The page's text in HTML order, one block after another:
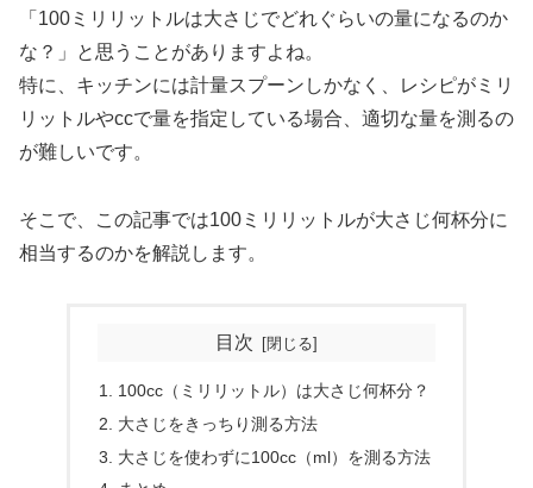
「100ミリリットルは大さじでどれぐらいの量になるのか
な？」と思うことがありますよね。
特に、キッチンには計量スプーンしかなく、レシピがミリ
リットルやccで量を指定している場合、適切な量を測るの
が難しいです。
そこで、この記事では100ミリリットルが大さじ何杯分に
相当するのかを解説します。
目次
100cc（ミリリットル）は大さじ何杯分？
大さじをきっちり測る方法
大さじを使わずに100cc（ml）を測る方法